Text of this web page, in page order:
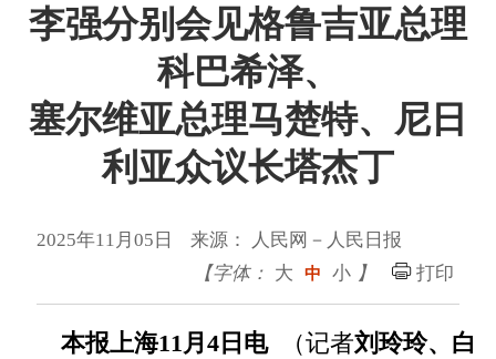
李强分别会见格鲁吉亚总理
科巴希泽、
塞尔维亚总理马楚特、尼日
利亚众议长塔杰丁
2025年11月05日 来源： 人民网－人民日报
【字体： 大 中 小 】 打印
本报上海11月4日电（记者刘玲玲、白